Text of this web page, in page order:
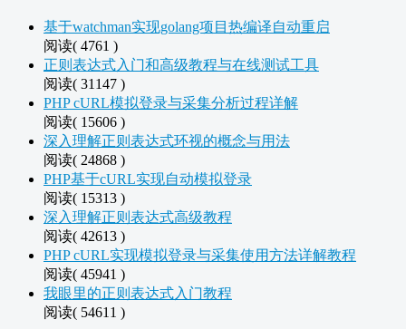
基于watchman实现golang项目热编译自动重启
阅读( 4761 )
正则表达式入门和高级教程与在线测试工具
阅读( 31147 )
PHP cURL模拟登录与采集分析过程详解
阅读( 15606 )
深入理解正则表达式环视的概念与用法
阅读( 24868 )
PHP基于cURL实现自动模拟登录
阅读( 15313 )
深入理解正则表达式高级教程
阅读( 42613 )
PHP cURL实现模拟登录与采集使用方法详解教程
阅读( 45941 )
我眼里的正则表达式入门教程
阅读( 54611 )